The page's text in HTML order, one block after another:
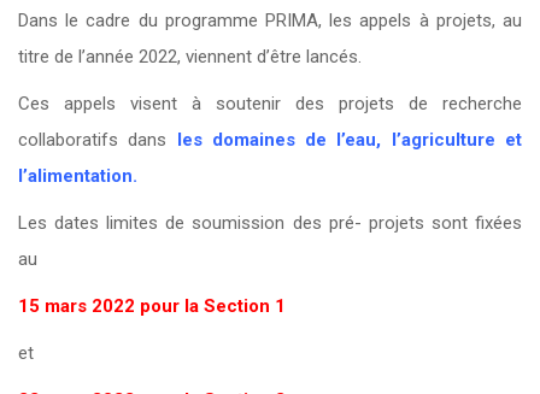
Dans le cadre du programme PRIMA, les appels à projets, au
titre de l’année 2022, viennent d’être lancés.
Ces appels visent à soutenir des projets de recherche
collaboratifs dans les domaines de l’eau, l’agriculture et
l’alimentation.
Les dates limites de soumission des pré- projets sont fixées
au
15 mars 2022 pour la Section 1
et